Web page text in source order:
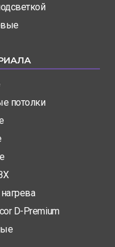
потолки
D-Premium